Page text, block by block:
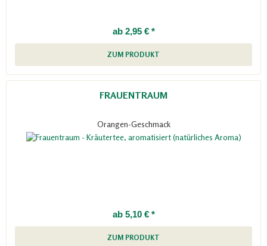
ab 2,95 € *
ZUM PRODUKT
FRAUENTRAUM
Orangen-Geschmack
ab 5,10 € *
ZUM PRODUKT